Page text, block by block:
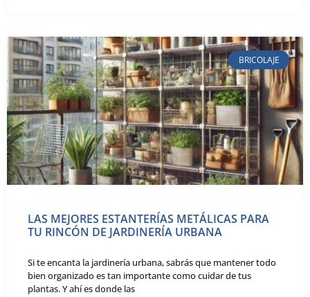
BRICOLAJE
LAS MEJORES ESTANTERÍAS METÁLICAS PARA
TU RINCÓN DE JARDINERÍA URBANA
Si te encanta la jardinería urbana, sabrás que mantener todo
bien organizado es tan importante como cuidar de tus
plantas. Y ahí es donde las